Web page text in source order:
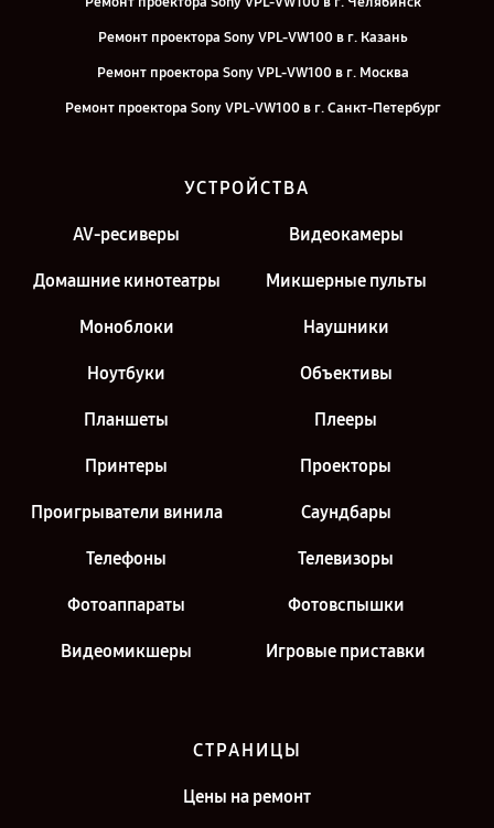
Ремонт проектора Sony VPL-VW100 в г. Казань
Ремонт проектора Sony VPL-VW100 в г. Москва
Ремонт проектора Sony VPL-VW100 в г. Санкт-Петербург
УСТРОЙСТВА
AV-ресиверы Видеокамеры
Домашние кинотеатры Микшерные пульты
Моноблоки Наушники
Ноутбуки Объективы
Планшеты Плееры
Принтеры Проекторы
Проигрыватели винила Саундбары
Телефоны Телевизоры
Фотоаппараты Фотовспышки
Видеомикшеры Игровые приставки
СТРАНИЦЫ
Цены на ремонт